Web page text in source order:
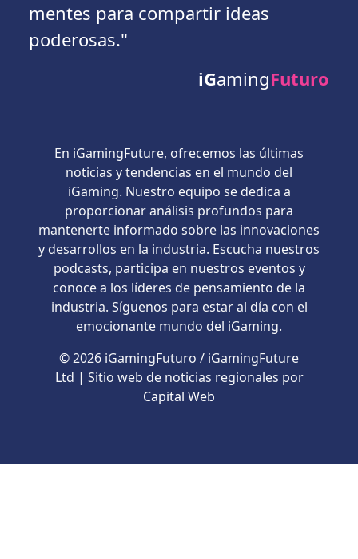
mentes para compartir ideas
poderosas."
iGamingFuturo
En iGamingFuture, ofrecemos las últimas
noticias y tendencias en el mundo del
iGaming. Nuestro equipo se dedica a
proporcionar análisis profundos para
mantenerte informado sobre las innovaciones
y desarrollos en la industria. Escucha nuestros
podcasts, participa en nuestros eventos y
conoce a los líderes de pensamiento de la
industria. Síguenos para estar al día con el
emocionante mundo del iGaming.
© 2026 iGamingFuturo / iGamingFuture
Ltd | Sitio web de noticias regionales por
Capital Web